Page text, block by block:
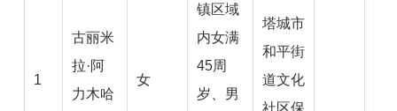
1
古丽米
拉·阿
力木哈
女
镇区域
内女满
45周
岁、男
塔城市
和平街
道文化
社区保